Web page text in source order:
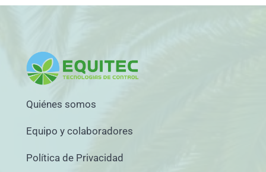
Quiénes somos
Equipo y colaboradores
Política de Privacidad